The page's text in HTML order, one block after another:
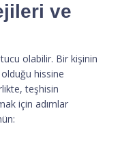
ve
olabilir. Bir kişinin
hissine
teşhisin
için adımlar